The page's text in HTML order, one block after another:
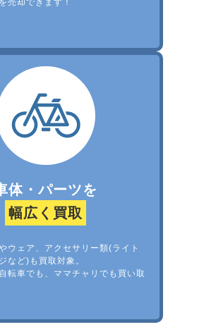
売却できます！
体・パーツを
幅広く買取
ウェア、アクセサリー類(ライト
など)も買取対象。
転車でも、ママチャリでも買い取